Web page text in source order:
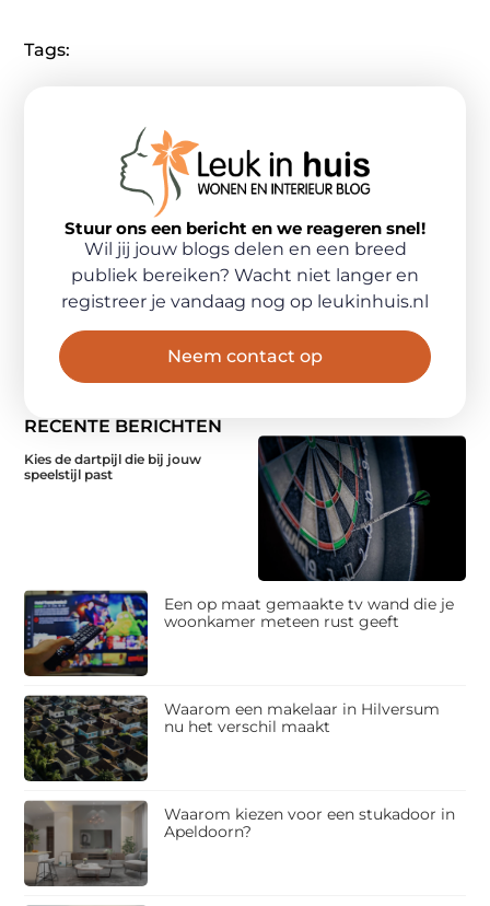
Tags:
RECENTE BERICHTEN
Kies de dartpijl die bij jouw
speelstijl past
Een op maat gemaakte tv wand die je
woonkamer meteen rust geeft
Waarom een makelaar in Hilversum
nu het verschil maakt
Waarom kiezen voor een stukadoor in
Apeldoorn?
Stuur ons een bericht en we reageren snel!
Wil jij jouw blogs delen en een breed
publiek bereiken? Wacht niet langer en
registreer je vandaag nog op leukinhuis.nl
Neem contact op